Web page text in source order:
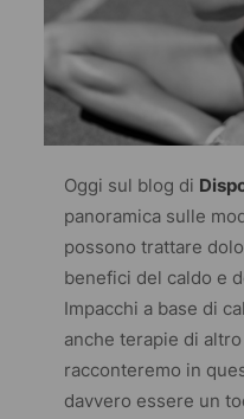
Oggi sul blog di
panoramica sulle
possono trattare
benefici del caldo e
Impacchi a base di
anche terapie di
racconteremo in
davvero essere un